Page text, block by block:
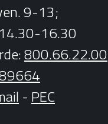
9-13;
16.30
800.66.22.00
- PEC